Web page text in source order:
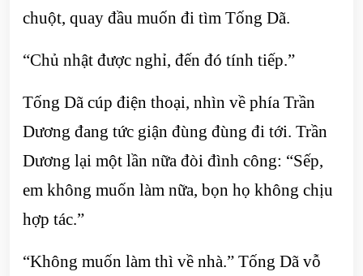
chuột, quay đầu muốn đi tìm Tống Dã.
“Chủ nhật được nghỉ, đến đó tính tiếp.”
Tống Dã cúp điện thoại, nhìn về phía Trần
Dương đang tức giận đùng đùng đi tới. Trần
Dương lại một lần nữa đòi đình công: “Sếp,
em không muốn làm nữa, bọn họ không chịu
hợp tác.”
“Không muốn làm thì về nhà.” Tống Dã vỗ